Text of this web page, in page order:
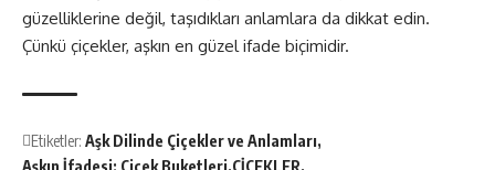
güzelliklerine değil, taşıdıkları anlamlara da dikkat edin.
Çünkü çiçekler, aşkın en güzel ifade biçimidir.
Etiketler: Aşk Dilinde Çiçekler ve Anlamları
Aşkın İfadesi: Çiçek Buketleri ÇİÇEKLER